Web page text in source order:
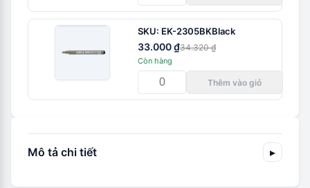
SKU: EK-2305BKBlack
33.000 ₫34.320 ₫
Còn hàng
Thêm vào giỏ
Mô tả chi tiết ▸